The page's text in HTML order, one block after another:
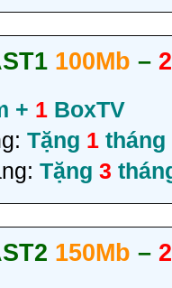
100Mb –
+ 1 BoxTV
Tặng 1 tháng
Tặng 3
150Mb –